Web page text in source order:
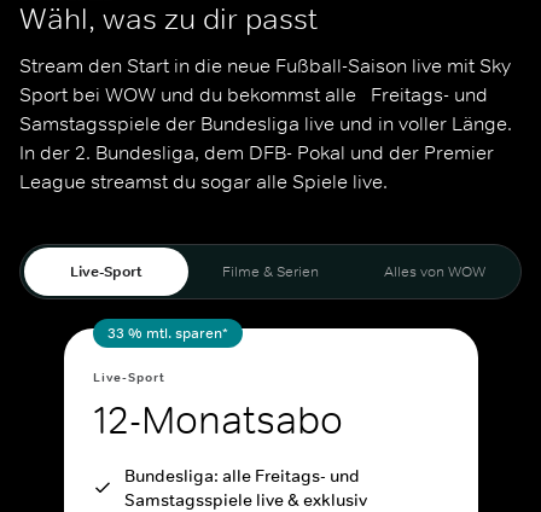
Wähl, was zu dir passt
Stream den Start in die neue Fußball-Saison live mit Sky
Sport bei WOW und du bekommst alle   Freitags- und
Samstagsspiele der Bundesliga live und in voller Länge.
In der 2. Bundesliga, dem DFB- Pokal und der Premier
League streamst du sogar alle Spiele live.
Live-Sport Filme & Serien Alles von WOW
33 % mtl. sparen*
Live-Sport
12-Monatsabo
Bundesliga: alle Freitags- und
Samstagsspiele live & exklusiv